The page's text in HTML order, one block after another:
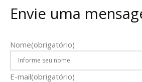
Envie uma
Nome(obrigatório)
E-mail(obrigatório)